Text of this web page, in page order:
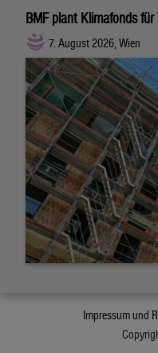
BMF plant Klimafonds
7. August 2026, Wien
Impressum und